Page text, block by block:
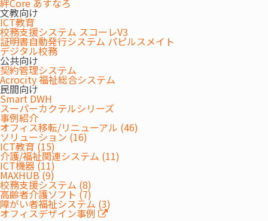
文教向け
ICT教育
校務支援システム スコーレV3
証明書自動発行システム パピルスメイト
デジタル校務
公共向け
契約管理システム
Acrocity 福祉総合システム
民間向け
Smart DWH
スーパーカクテルシリーズ
事例紹介
オフィス移転/リニューアル (46)
ソリューション (16)
ICT教育 (15)
介護/福祉関連システム (11)
ICT機器 (11)
MAXHUB (9)
校務支援システム (8)
高齢者介護ソフト (7)
障がい者福祉システム (3)
オフィスデザイン事例
ク環境の設計・構築
業務効率の向上に繋がるICTツールの導入
執務スペース AzureVDI・ネットワーク構築
セキュリティが確保できるシンクライアントPCを設置し、AzureVDIを導入す
ることで、場所や端末を選ばずに自由に勤務ができるABW（Activity Based
Working）を実現。社員のワークライフバランスの向上を目指します。
また、拠点同士でスムーズにコミュニケーションが取れるよう、企業全体の
ネットワークも構築させていただきました。